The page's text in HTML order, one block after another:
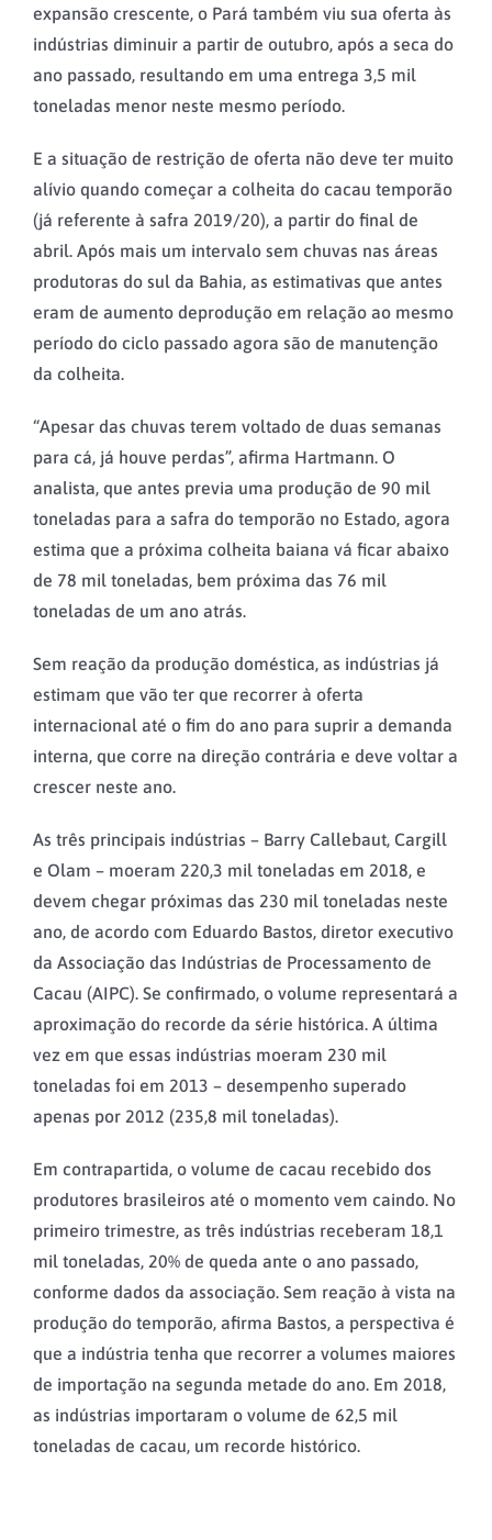
expansão crescente, o Pará também viu sua oferta às
indústrias diminuir a partir de outubro, após a seca do
ano passado, resultando em uma entrega 3,5 mil
toneladas menor neste mesmo período.
E a situação de restrição de oferta não deve ter muito
alívio quando começar a colheita do cacau temporão
(já referente à safra 2019/20), a partir do final de
abril. Após mais um intervalo sem chuvas nas áreas
produtoras do sul da Bahia, as estimativas que antes
eram de aumento deprodução em relação ao mesmo
período do ciclo passado agora são de manutenção
da colheita.
“Apesar das chuvas terem voltado de duas semanas
para cá, já houve perdas”, afirma Hartmann. O
analista, que antes previa uma produção de 90 mil
toneladas para a safra do temporão no Estado, agora
estima que a próxima colheita baiana vá ficar abaixo
de 78 mil toneladas, bem próxima das 76 mil
toneladas de um ano atrás.
Sem reação da produção doméstica, as indústrias já
estimam que vão ter que recorrer à oferta
internacional até o fim do ano para suprir a demanda
interna, que corre na direção contrária e deve voltar a
crescer neste ano.
As três principais indústrias – Barry Callebaut, Cargill
e Olam – moeram 220,3 mil toneladas em 2018, e
devem chegar próximas das 230 mil toneladas neste
ano, de acordo com Eduardo Bastos, diretor executivo
da Associação das Indústrias de Processamento de
Cacau (AIPC). Se confirmado, o volume representará a
aproximação do recorde da série histórica. A última
vez em que essas indústrias moeram 230 mil
toneladas foi em 2013 – desempenho superado
apenas por 2012 (235,8 mil toneladas).
Em contrapartida, o volume de cacau recebido dos
produtores brasileiros até o momento vem caindo. No
primeiro trimestre, as três indústrias receberam 18,1
mil toneladas, 20% de queda ante o ano passado,
conforme dados da associação. Sem reação à vista na
produção do temporão, afirma Bastos, a perspectiva é
que a indústria tenha que recorrer a volumes maiores
de importação na segunda metade do ano. Em 2018,
as indústrias importaram o volume de 62,5 mil
toneladas de cacau, um recorde histórico.